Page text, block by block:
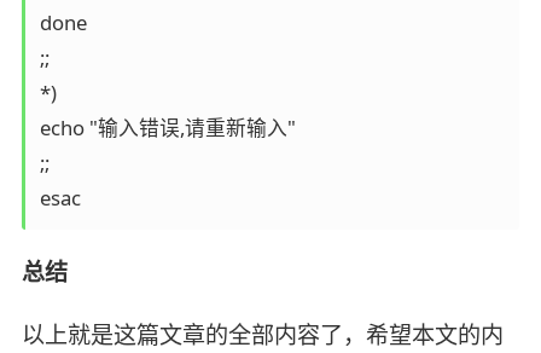
done
;;
*)
echo "输入错误,请重新输入"
;;
esac
总结
以上就是这篇文章的全部内容了，希望本文的内